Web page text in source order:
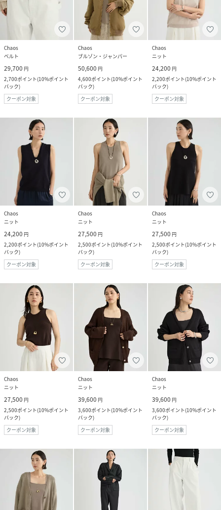
Chaos
ベルト
29,700 円
2,700ポイント(10%ポイント
バック)
クーポン対象
Chaos
ブルゾン・ジャンパー
50,600 円
4,600ポイント(10%ポイント
バック)
クーポン対象
Chaos
ニット
24,200 円
2,200ポイント(10%ポイント
バック)
クーポン対象
Chaos
ニット
24,200 円
2,200ポイント(10%ポイント
バック)
クーポン対象
Chaos
ニット
27,500 円
2,500ポイント(10%ポイント
バック)
クーポン対象
Chaos
ニット
27,500 円
2,500ポイント(10%ポイント
バック)
クーポン対象
Chaos
ニット
27,500 円
2,500ポイント(10%ポイント
バック)
クーポン対象
Chaos
ニット
39,600 円
3,600ポイント(10%ポイント
バック)
クーポン対象
Chaos
ニット
39,600 円
3,600ポイント(10%ポイント
バック)
クーポン対象